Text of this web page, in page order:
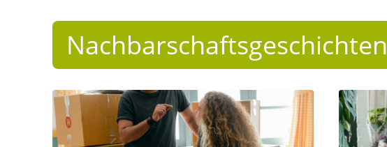
Nachbarschaftsgeschichten